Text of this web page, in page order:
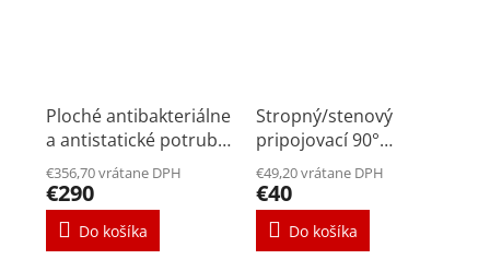
Ploché antibakteriálne
a antistatické potrubie
UBBINK 50x100mm
€356,70 vrátane DPH
€290
Do košíka
Stropný/stenový
pripojovací 90°
50x100mm AE35sc na
tanierový ventil
125mm
€49,20 vrátane DPH
€40
Do košíka